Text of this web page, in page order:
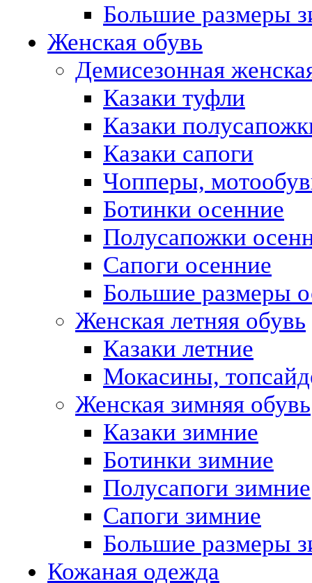
Большие размеры
Женская обувь
Демисезонная
Казаки туфли
Казаки
Казаки сапоги
Чопперы,
Ботинки осенние
Полусапожки
Сапоги осенние
Большие размеры
Женская летняя обувь
Казаки летние
Мокасины,
Женская зимняя обувь
Казаки зимние
Ботинки зимние
Полусапоги зимние
Сапоги зимние
Большие размеры
Кожаная одежда